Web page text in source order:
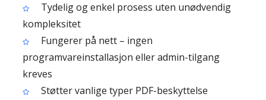
Tydelig og enkel prosess uten unødvendig
kompleksitet
Fungerer på nett – ingen
programvareinstallasjon eller admin-tilgang
kreves
Støtter vanlige typer PDF-beskyttelse